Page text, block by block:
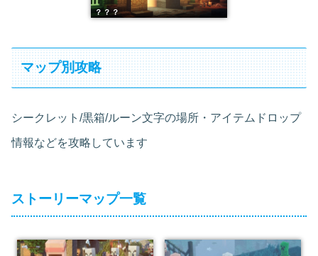
？？？
マップ別攻略
シークレット/黒箱/ルーン文字の場所・アイテムドロップ
情報などを攻略しています
ストーリーマップ一覧